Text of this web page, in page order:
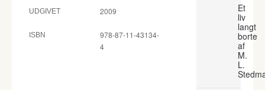
UDGIVET 2009
ISBN
978-87-11-43134-
4
Et
liv
langt
borte
af
M.
L.